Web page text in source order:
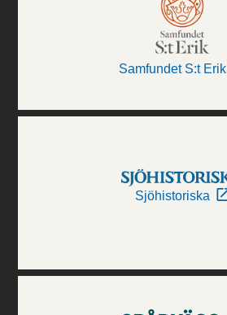
Samfundet S:t Erik
Sjöhistoriska